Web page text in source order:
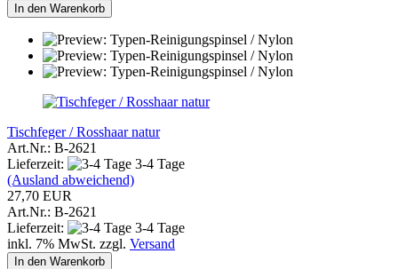
In den Warenkorb
Tischfeger / Rosshaar natur
Art.Nr.: B-2621
Lieferzeit:
3-4 Tage
(Ausland abweichend)
27,70 EUR
Art.Nr.: B-2621
Lieferzeit:
3-4 Tage
inkl. 7% MwSt. zzgl. Versand
In den Warenkorb